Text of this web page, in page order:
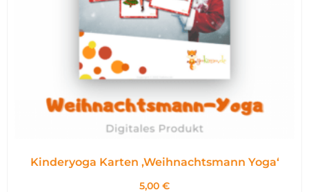
Kinderyoga Karten ,Weihnachtsmann Yoga‘
5,00 €